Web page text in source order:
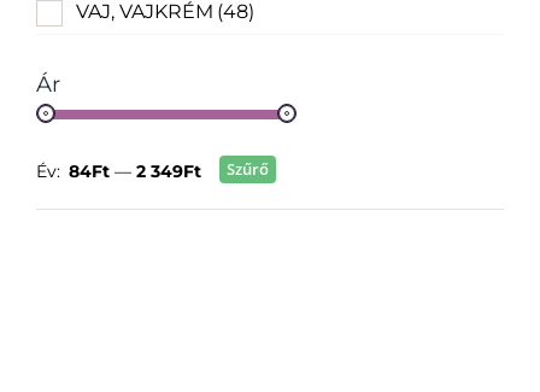
VAJ, VAJKRÉM (48)
Ár
Szűrő
Év: 84Ft — 2 349Ft